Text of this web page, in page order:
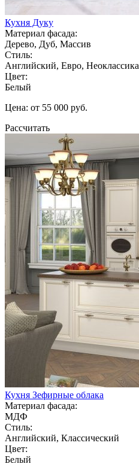
Кухня Дуку
Материал фасада:
Дерево, Дуб, Массив
Стиль:
Английский, Евро, Неоклассика
Цвет:
Белый
Цена: от 55 000 руб.
Рассчитать
Кухня Зефирные облака
Материал фасада:
МДФ
Стиль:
Английский, Классический
Цвет:
Белый